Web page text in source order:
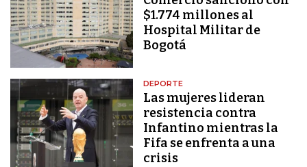
$1.774 millones al
Hospital Militar de
Bogotá
DEPORTE
Las mujeres lideran
resistencia contra
Infantino mientras la
Fifa se enfrenta a una
crisis